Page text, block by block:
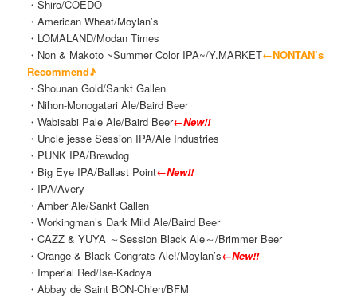
・Shiro/COEDO
・American Wheat/Moylan’s
・LOMALAND/Modan Times
・Non & Makoto ~Summer Color IPA~/Y.MARKET←NONTAN’s
Recommend♪
・Shounan Gold/Sankt Gallen
・Nihon-Monogatari Ale/Baird Beer
・Wabisabi Pale Ale/Baird Beer←New!!
・Uncle jesse Session IPA/Ale Industries
・PUNK IPA/Brewdog
・Big Eye IPA/Ballast Point←New!!
・IPA/Avery
・Amber Ale/Sankt Gallen
・Workingman’s Dark Mild Ale/Baird Beer
・CAZZ & YUYA ～Session Black Ale～/Brimmer Beer
・Orange & Black Congrats Ale!/Moylan’s←New!!
・Imperial Red/Ise-Kadoya
・Abbay de Saint BON-Chien/BFM